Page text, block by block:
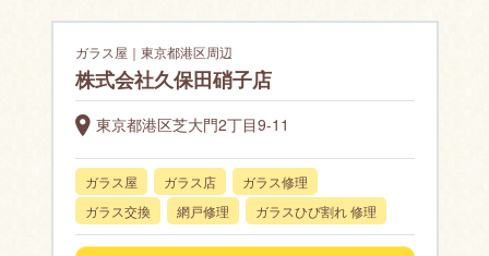
ガラス屋｜東京都港区周辺
株式会社久保田硝子店
東京都港区芝大門2丁目9-11
ガラス屋 ガラス店
ガラス修理
ガラス交換
網戸修理 ガラスひび割れ 修理